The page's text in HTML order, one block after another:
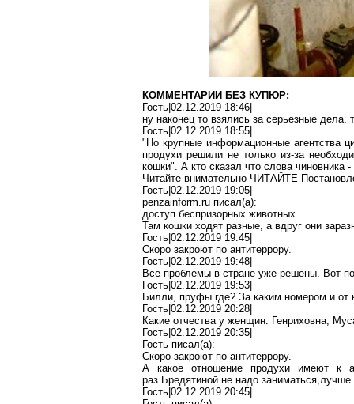
КОММЕНТАРИИ БЕЗ КУПЮР:
Гость|02.12.2019 18:46|
ну наконец то взялись за серьезные дела. т
Гость|02.12.2019 18:55|
"Но крупные информационные агентства
продухи решили не только из-за
кошки". А кто сказал что слова чиновника -
Читайте внимательно ЧИТАЙТЕ
Гость|02.12.2019 19:05|
penzainform.ru писал(a):
доступ беспризорных животных.
Там кошки ходят разные, а вдруг они
Гость|02.12.2019 19:45|
Скоро закроют по антитеррору.
Гость|02.12.2019 19:48|
Все проблемы в стране уже решены. Вот
Гость|02.12.2019 19:53|
Билли, пруфы где? За каким номером и от
Гость|02.12.2019 20:28|
Какие отчества у женщин: Генриховна,
Гость|02.12.2019 20:35|
Гость писал(a):
Скоро закроют по антитеррору.
А какое отношение продухи имеют к
раз.Бредятиной не надо заниматься,лучше
Гость|02.12.2019 20:45|